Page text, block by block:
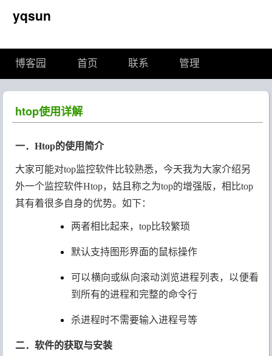
yqsun
博客园 首页 联系 管理
htop使用详解
一．Htop的使用简介
大家可能对top监控软件比较熟悉，今天我为大家介绍另
外一个监控软件Htop，姑且称之为top的增强版，相比top
其有着很多自身的优势。如下：
两者相比起来，top比较繁琐
默认支持图形界面的鼠标操作
可以横向或纵向滚动浏览进程列表，以便看
到所有的进程和完整的命令行
杀进程时不需要输入进程号等
二．软件的获取与安装